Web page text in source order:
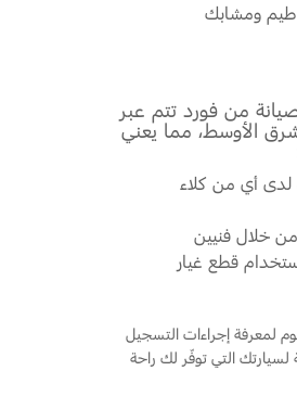
ومشابك
من فورد تتم عبر
الأوسط، مما يعني
لدى أي من كلاء
خلال فنيين
قطع غيار
لمعرفة إجراءات التسجيل
لسيارتك التي توفّر لك راحة